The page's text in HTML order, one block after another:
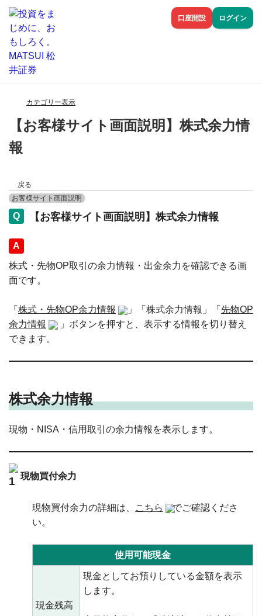
口座開設 ログイン
カテゴリー表示
【お客様サイト画面説明】株式余力情
報
戻る
お客様サイト画面説明
【お客様サイト画面説明】株式余力情報
回答
株式・先物OP取引の余力情報・出金余力を確認できる画
面です。
「 株式・先物OP余力情報 」「株式余力情報」「 先物OP
余力情報
」ボタンを押すと、表示する情報を切り替え
できます。
株式余力情報
現物・NISA・信用取引の余力情報を表示します。
現物買付余力
現物買付余力の詳細は、 こちら
でご確認くださ
い。
使用可能現金
現金残高
現金としてお預りしている金額を表示
します。